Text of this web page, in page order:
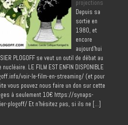
projections
Depuis sa
sortie en
1980, et
encore
aujourd’hui
PLOGOFF se veut un outil de débat au
LE FILM EST ENFIN DISPONIBLE
voir-le-film-en-streaming/ (et pour
vous pouvez nous faire un don sur cette
à seulement 10€ https://synaps-
plogoff/ Et n’hésitez pas, si ils ne […]